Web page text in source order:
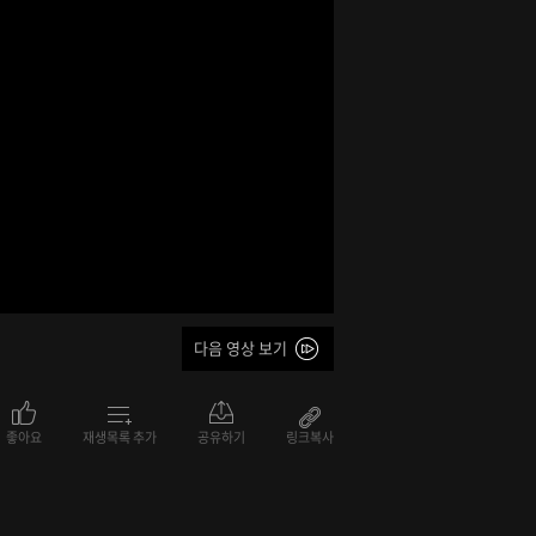
다음 영상 보기
좋아요 재생목록 추가 공유하기 링크복사